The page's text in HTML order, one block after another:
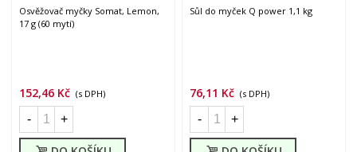
Osvěžovač myčky Somat, Lemon,
17 g (60 mytí)
152,46 Kč (s DPH)
- +
Sůl do myček Q power 1,1 kg
76,11 Kč (s DPH)
- +